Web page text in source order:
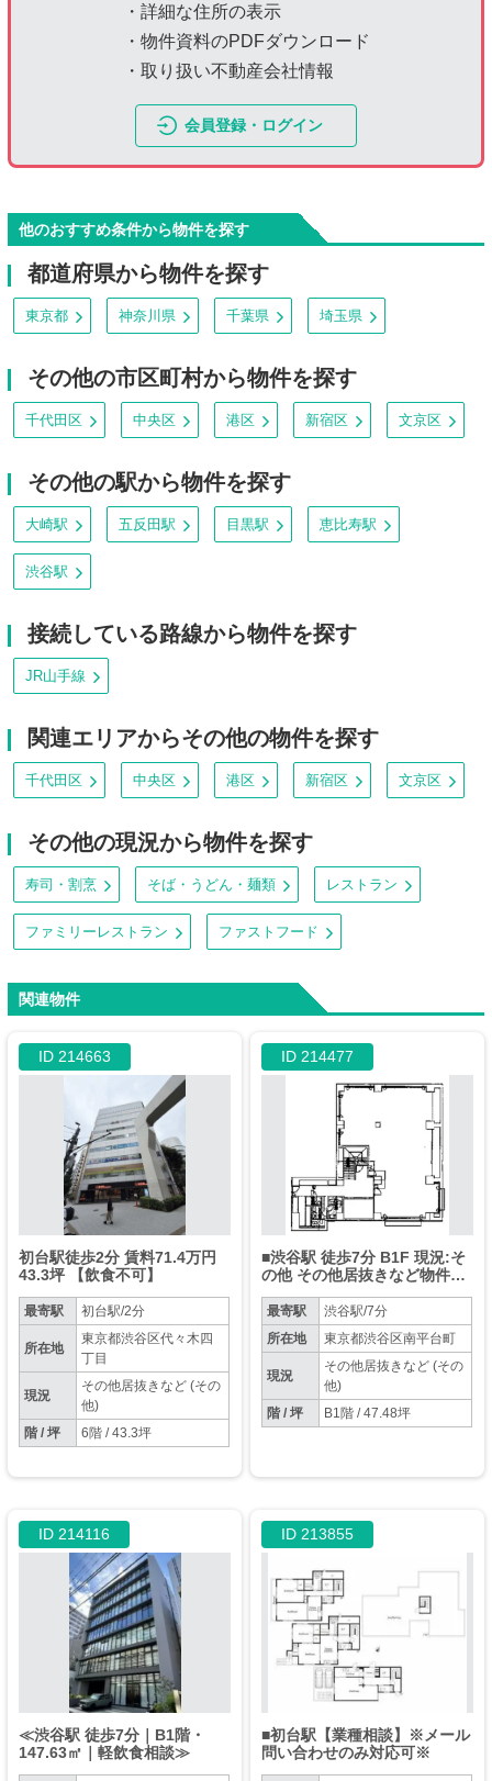
・詳細な住所の表示
・物件資料のPDFダウンロード
・取り扱い不動産会社情報
会員登録・ログイン
他のおすすめ条件から物件を探す
都道府県から物件を探す
東京都 神奈川県 千葉県 埼玉県
その他の市区町村から物件を探す
千代田区 中央区 港区 新宿区 文京区
その他の駅から物件を探す
大崎駅 五反田駅 目黒駅 恵比寿駅
渋谷駅
接続している路線から物件を探す
JR山手線
関連エリアからその他の物件を探す
千代田区 中央区 港区 新宿区 文京区
その他の現況から物件を探す
寿司・割烹 そば・うどん・麺類 レストラン
ファミリーレストラン ファストフード
関連物件
ID 214663
初台駅徒歩2分 賃料71.4万円
43.3坪 【飲食不可】
最寄駅 初台駅/2分
所在地
東京都渋谷区代々木四
丁目
現況
その他居抜きなど (その
他)
階 / 坪
6階 / 43.3坪
ID 214477
■渋谷駅 徒歩7分 B1F 現況:そ
の他 その他居抜きなど物件
オ・録音スタジオに最適】
最寄駅
渋谷駅/7分
所在地
東京都渋谷区南平台町
現況
その他居抜きなど (その
他)
階 / 坪
B1階 / 47.48坪
ID 214116
≪渋谷駅 徒歩7分｜B1階・
147.63㎡｜軽飲食相談≫
ID 213855
■初台駅【業種相談】※メール
問い合わせのみ対応可※